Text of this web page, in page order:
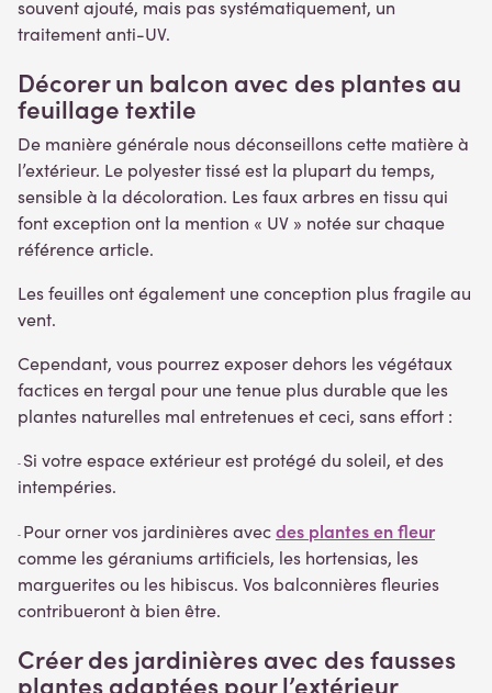
souvent ajouté, mais pas systématiquement, un
traitement anti-UV.
Décorer un balcon avec des plantes au
feuillage textile
De manière générale nous déconseillons cette matière à
l’extérieur. Le polyester tissé est la plupart du temps,
sensible à la décoloration. Les faux arbres en tissu qui
font exception ont la mention « UV » notée sur chaque
référence article.
Les feuilles ont également une conception plus fragile au
vent.
Cependant, vous pourrez exposer dehors les végétaux
factices en tergal pour une tenue plus durable que les
plantes naturelles mal entretenues et ceci, sans effort :
- Si votre espace extérieur est protégé du soleil, et des
intempéries.
- Pour orner vos jardinières avecdes plantes en fleur
comme les géraniums artificiels, les hortensias, les
marguerites ou les hibiscus. Vos balconnières fleuries
contribueront à bien être.
Créer des jardinières avec des fausses
plantes adaptées pour l’extérieur